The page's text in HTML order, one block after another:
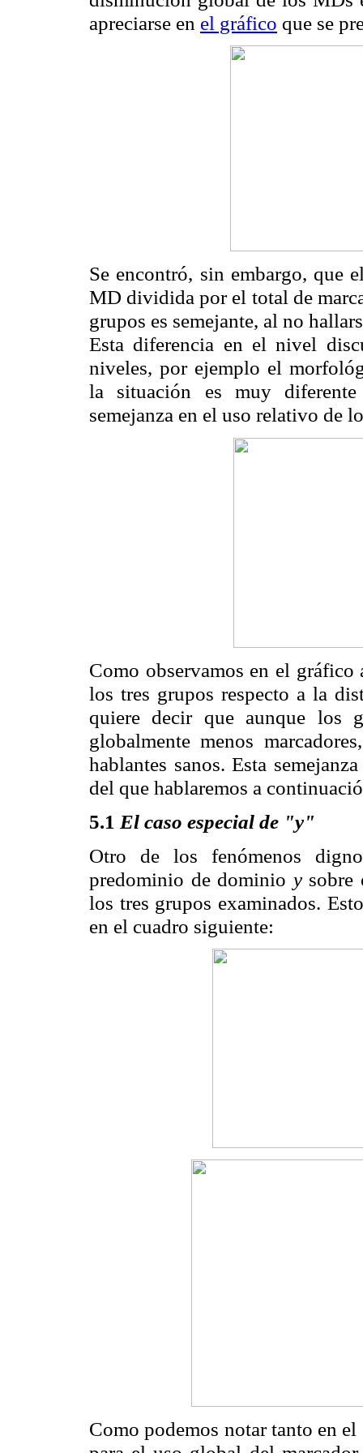
apreciarse en el gráfico que se
Se encontró, sin embargo, que
MD dividida por el total de
grupos es semejante, al no
Esta diferencia en el nivel
niveles, por ejemplo el
la situación es muy
semejanza en el uso relativo de
Como observamos en el
los tres grupos respecto a la
quiere decir que aunque los
globalmente menos
hablantes sanos. Esta
del que hablaremos a
5.1 El caso especial de "y"
Otro de los fenómenos
predominio de dominio y sobre
los tres grupos examinados.
en el cuadro siguiente:
Como podemos notar tanto en el